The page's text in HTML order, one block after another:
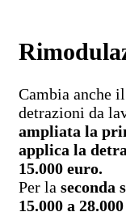
Cambia anche
detrazioni da
ampliata la
applica la
15.000 euro.
Per la seconda
15.000 a